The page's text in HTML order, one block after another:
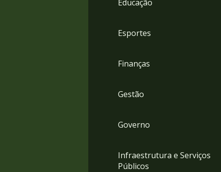
Educação
Esportes
Finanças
Gestão
Governo
Infraestrutura e Serviços
Públicos